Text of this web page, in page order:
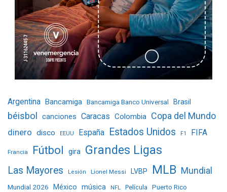
Argentina Bancamiga Bancamiga Banco Universal Brasil
béisbol canciones Caracas Colombia Copa del Mundo
dinero disco EEUU España Estados Unidos F1 FIFA
Francia Fútbol gira Grandes Ligas
Las Mayores Lesión Lionel Messi LVBP MLB Mundial
Mundial 2026 México música NFL Película Puerto Rico